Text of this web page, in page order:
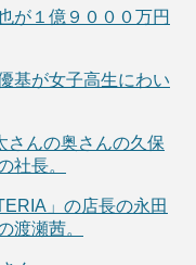
が１億９０００万円
基が女子高生にわい
さんの奥さんの久保
社長。
」の店長の永田
渡瀬茜。